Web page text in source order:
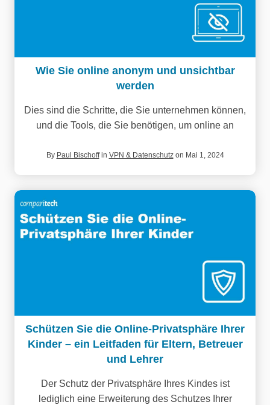
Wie Sie online anonym und unsichtbar
werden
Dies sind die Schritte, die Sie unternehmen können,
und die Tools, die Sie benötigen, um online an
By Paul Bischoffin VPN & Datenschutzon Mai 1, 2024
Schützen Sie die Online-Privatsphäre Ihrer
Kinder – ein Leitfaden für Eltern, Betreuer
und Lehrer
Der Schutz der Privatsphäre Ihres Kindes ist
lediglich eine Erweiterung des Schutzes Ihrer